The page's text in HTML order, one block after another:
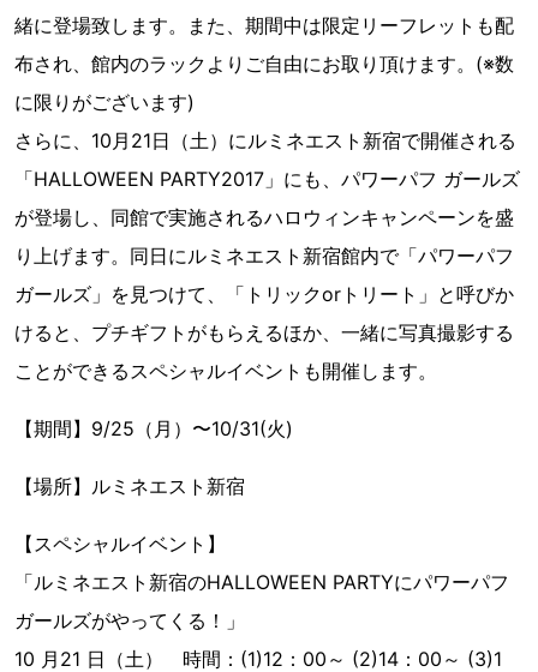
緒に登場致します。また、期間中は限定リーフレットも配
布され、館内のラックよりご自由にお取り頂けます。(※数
に限りがございます)
さらに、10月21日（土）にルミネエスト新宿で開催される
「HALLOWEEN PARTY2017」にも、パワーパフ ガールズ
が登場し、同館で実施されるハロウィンキャンペーンを盛
り上げます。同日にルミネエスト新宿館内で「パワーパフ
ガールズ」を見つけて、「トリックorトリート」と呼びか
けると、プチギフトがもらえるほか、一緒に写真撮影する
ことができるスペシャルイベントも開催します。
【期間】9/25（月）〜10/31(火)
【場所】ルミネエスト新宿
【スペシャルイベント】
「ルミネエスト新宿のHALLOWEEN PARTYにパワーパフ
ガールズがやってくる！」
10 月21 日（土） 時間：(1)12：00～ (2)14：00～ (3)1